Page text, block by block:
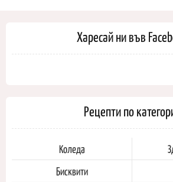
Харесай ни във
Рецепти по
Коледа
Бисквити